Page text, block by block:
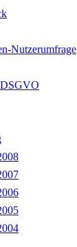
Nutzerumfrage